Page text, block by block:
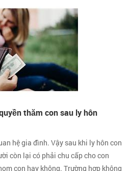
thăm con sau ly hôn
hệ gia đình. Vậy sau khi ly hôn con
còn lại có phải chu cấp cho con
con hay không. Trường hợp không